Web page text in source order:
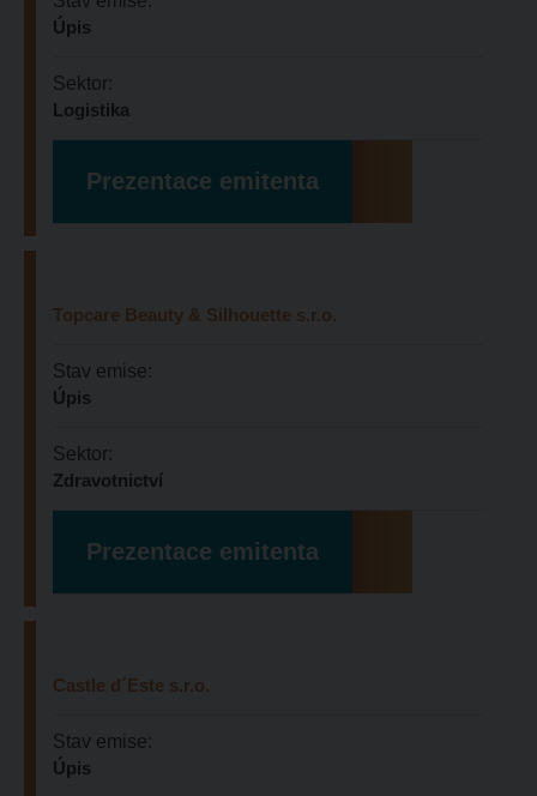
Úpis
Sektor:
Logistika
Prezentace emitenta
Topcare Beauty & Silhouette s.r.o.
Stav emise:
Úpis
Sektor:
Zdravotnictví
Prezentace emitenta
Castle d´Este s.r.o.
Stav emise:
Úpis